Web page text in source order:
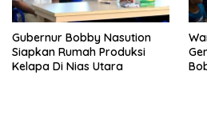
Gubernur Bobby Nasution
Siapkan Rumah Produksi
Kelapa Di Nias Utara